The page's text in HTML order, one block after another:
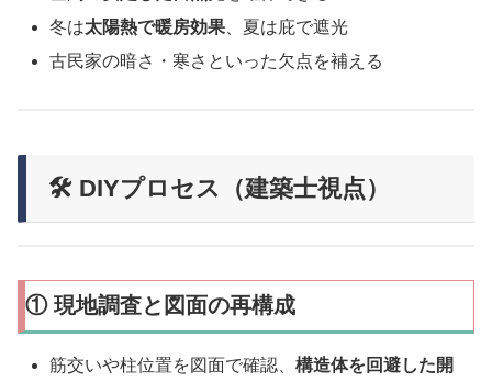
冬は太陽熱で暖房効果 、夏は庇で遮光
古民家の暗さ・寒さといった欠点を補える
🛠 DIYプロセス（建築士視点）
① 現地調査と図面の再構成
筋交いや柱位置を図面で確認、構造体を回避した開